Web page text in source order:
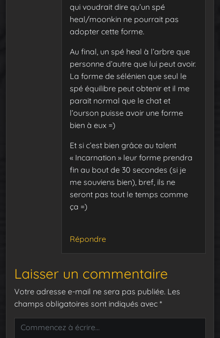
qui voudrait dire qu’un spé
heal/moonkin ne pourrait pas
adopter cette forme.
Au final, un spé heal à l’arbre que
personne d’autre que lui peut avoir.
La forme de sélénien que seul le
spé équilibre peut obtenir et il me
parait normal que le chat et
l’ourson puisse avoir une forme
bien à eux =)
Et si c’est bien grâce au talent
« Incarnation » leur forme prendra
fin au bout de 30 secondes (si je
me souviens bien), bref, ils ne
seront pas tout le temps comme
ça =)
Répondre
Laisser un commentaire
Votre adresse e-mail ne sera pas publiée. Les
champs obligatoires sont indiqués avec *